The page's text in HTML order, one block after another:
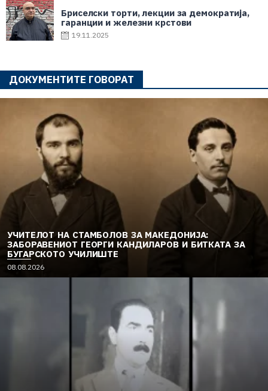
Бриселски торти, лекции за демократија,
гаранции и железни крстови
19.11.2025
ДОКУМЕНТИТЕ ГОВОРАТ
УЧИТЕЛОТ НА СТАМБОЛОВ ЗА МАКЕДОНИЈА:
ЗАБОРАВЕНИОТ ГЕОРГИ КАНДИЛАРОВ И БИТКАТА ЗА
БУГАРСКОТО УЧИЛИШТЕ
08.08.2026